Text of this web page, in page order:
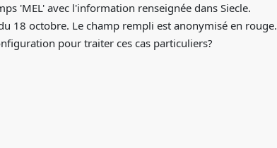
'MEL' avec l'information renseignée dans Siecle.
18 octobre. Le champ rempli est anonymisé en rouge.
pour traiter ces cas particuliers?